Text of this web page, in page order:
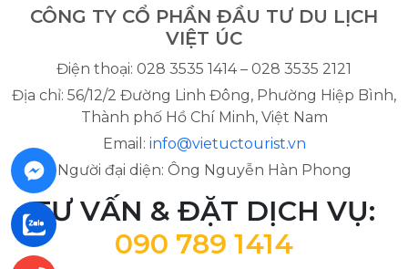
CÔNG TY CỔ PHẦN ĐẦU TƯ DU LỊCH
VIỆT ÚC
Điện thoại: 028 3535 1414 – 028 3535 2121
Địa chỉ: 56/12/2 Đường Linh Đông, Phường Hiệp Bình,
Thành phố Hồ Chí Minh, Việt Nam
Email: info@vietuctourist.vn
Người đại diện: Ông Nguyễn Hàn Phong
TƯ VẤN & ĐẶT DỊCH VỤ:
090 789 1414